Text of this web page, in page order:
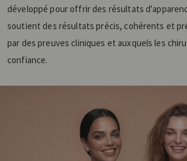
développé pour offrir des résultats
soutient des résultats précis, cohérents et
par des preuves cliniques et auxquels les
confiance.